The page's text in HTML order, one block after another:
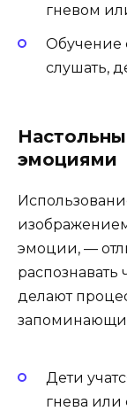
гневом
Обучение
слушать,
эмоциями
эмоции, —
распознавать
делают
Дети
гнева или